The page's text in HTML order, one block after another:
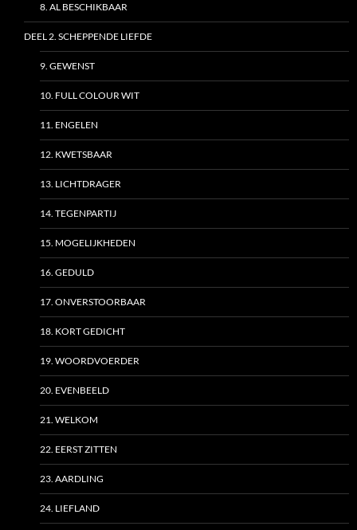
8. AL BESCHIKBAAR
DEEL 2. SCHEPPENDE LIEFDE
9. GEWENST
10. FULL COLOUR WIT
11. ENGELEN
12. KWETSBAAR
13. LICHTDRAGER
14. TEGENPARTIJ
15. MOGELIJKHEDEN
16. GEDULD
17. ONVERSTOORBAAR
18. KORT GEDICHT
19. WOORDVOERDER
20. EVENBEELD
21. WELKOM
22. EERST ZITTEN
23. AARDLING
24. LIEFLAND